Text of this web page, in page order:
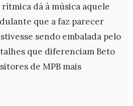
rítmica dá à música aquele
que a faz parecer
sendo embalada pelo
que diferenciam Beto
de MPB mais